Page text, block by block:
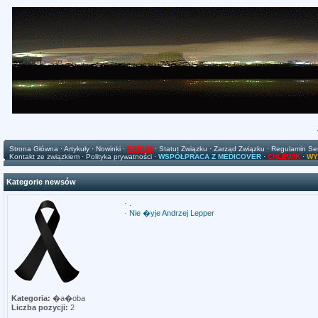
Strona Główna ·Artykuły · Nowinki · FORUM · Statut Związku · Zarząd Związku · Regulamin
Kontakt ze związkiem · Polityka prywatności · WSPÓŁPRACA Z MEDICOVER · CHLEWIK ·
Kategorie newsów
Kategoria: �a�oba
Liczba pozycji: 2
·
· Nie �yje Andrzej Lepper